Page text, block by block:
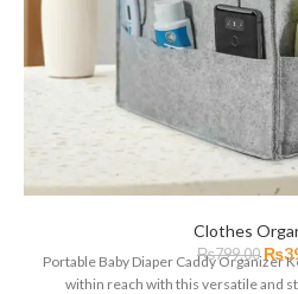
Clothes
₨799.00 ₨
Portable Baby Diaper Caddy Organizer
within reach with this versatile and